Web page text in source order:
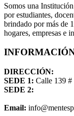
Somos una
por estudiantes,
brindado por más de
hogares, empresas e
DIRECCIÓN:
SEDE 1: Calle 139 #
SEDE 2:
Email: